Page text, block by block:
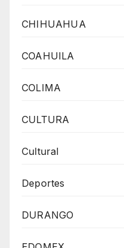
CHIHUAHUA
COAHUILA
COLIMA
CULTURA
Cultural
Deportes
DURANGO